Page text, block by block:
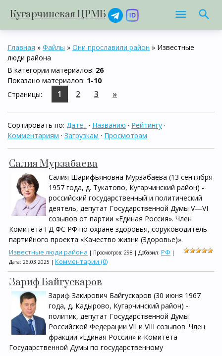
Кугарчинская ЦРМБ
Главная » Файлы » Они прославили район » Известные
люди района
В категории материалов: 26
Показано материалов: 1-10
Страницы: 1 2 3 »
Сортировать по: Дате · Названию · Рейтингу ·
Комментариям · Загрузкам · Просмотрам
Салия Мурзабаева
Салия Шарифьяновна Мурзабаева (13 сентября
1957 года, д. Тукатово, Кугарчинский район) -
российский государственный и политический
деятель, депутат Государственной Думы V—VI
созывов от партии «Единая Россия». Член
Комитета ГД ФС РФ по охране здоровья, соруководитель
партийного проекта «Качество жизни (Здоровье)».
Известные люди района | Просмотров: 298 | Добавил: РФ |
Дата: 26.03.2025 | Комментарии (0)
Зариф Байгускаров
Зариф Закирович Байгускаров (30 июня 1967
года, д. Кадырово, Кугарчинский район) -
политик, депутат Государственной Думы
Российской Федерации VII и VIII созывов. Член
фракции «Единая Россия» и Комитета
Государственной Думы по государственному